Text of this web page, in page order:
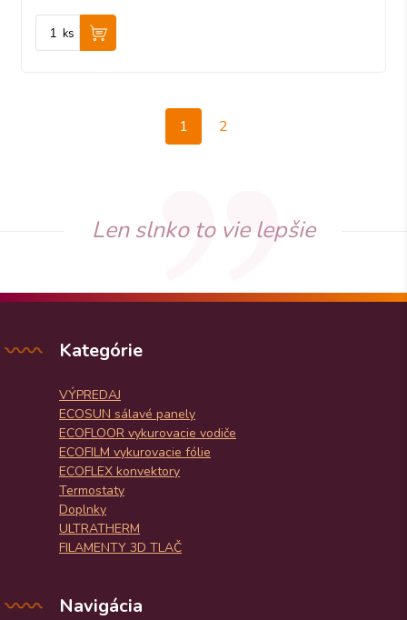
ks
1 2
Len slnko to vie lepšie
Kategórie
VÝPREDAJ
ECOSUN sálavé panely
ECOFLOOR vykurovacie vodiče
ECOFILM vykurovacie fólie
ECOFLEX konvektory
Termostaty
Doplnky
ULTRATHERM
FILAMENTY 3D TLAČ
Navigácia